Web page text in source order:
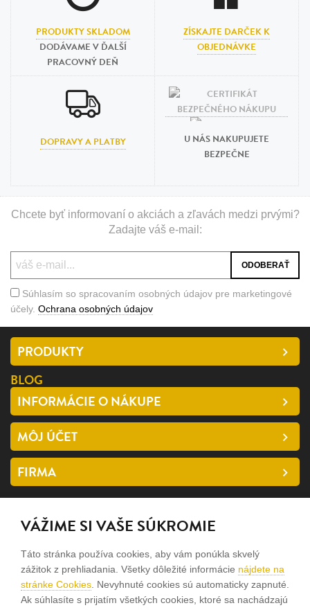
PRODUKTY SKLADOM
DODÁVAME V ĎALŠÍ
PRACOVNÝ DEŇ
ZÍSKAJTE DARČEK K
OBJEDNÁVKE
DOPRAVY A PLATBY
U NÁS NAKUPUJETE
BEZPEČNE
Chcete byť informovaní o akciách a zľavách medzi prvými?
Zadajte váš e-mail:
Súhlasím so spracovaním osobných údajov pre marketingové
účely. Ochrana osobných údajov
PRODUKTY
BLOG
INFORMÁCIE O NÁKUPE
MÔJ ÚČET
FIRMA
SLEDUJTE NÁS
facebook
instagram
VÁŽIME SI VAŠE SÚKROMIE
Táto stránka používa cookies, aby vám ponúkla skvelý
zážitok z prehliadania. Všetky dôležité informácie nájdete na
stránke Cookies . Nevyhnuté cookies sú automaticky zapnuté.
Ak súhlasíte s prijatím všetkých cookies, ktoré sa nachádzajú